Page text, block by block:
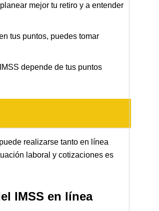
mejor tu retiro y a entender
tus puntos, puedes tomar
depende de tus puntos
realizarse tanto en línea
laboral y cotizaciones es
IMSS en línea